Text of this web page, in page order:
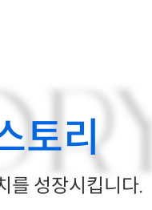
토리
를 성장시킵니다.